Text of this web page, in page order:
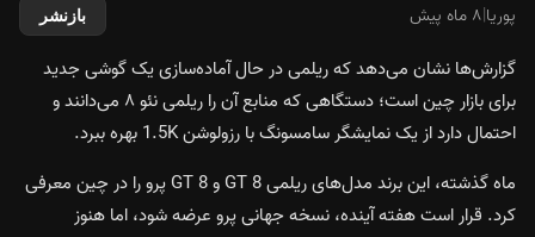
پوریا|۸ ماه پیش بازنشر
گزارش‌ها نشان می‌دهد که ریلمی در حال آماده‌سازی یک گوشی جدید
برای بازار چین است؛ دستگاهی که منابع آن را ریلمی نئو ۸
می‌دانند و
احتمال دارد از یک نمایشگر سامسونگ با رزولوشن 1.5K بهره ببرد.
ماه گذشته، این برند مدل‌هایریلمی GT 8 وGT 8 پرو
را در چین معرفی
کرد. قرار است هفته آینده، نسخه جهانی پرو عرضه شود، اما هنوز